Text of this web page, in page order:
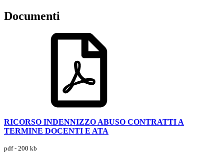
Documenti
RICORSO INDENNIZZO ABUSO CONTRATTI A
TERMINE DOCENTI E ATA
pdf - 200 kb